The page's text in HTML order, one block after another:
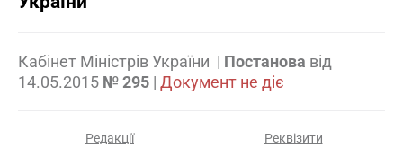
Кабінет Міністрів України | Постанова від
14.05.2015 № 295 | Документ не діє
Редакції Реквізити